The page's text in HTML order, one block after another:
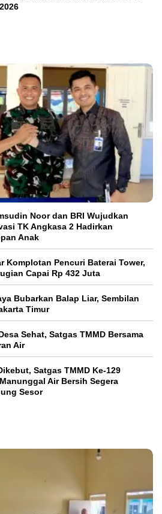
Noor dan BRI Wujudkan
TK Angkasa 2 Hadirkan
Anak
Komplotan Pencuri Baterai Tower,
Capai Rp 432 Juta
Bubarkan Balap Liar, Sembilan
Timur
Sehat, Satgas TMMD Bersama
Air
Satgas TMMD Ke-129
Air Bersih Segera
Sesor